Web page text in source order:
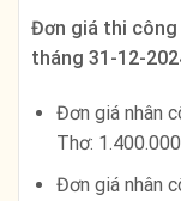
Đơn giá thi
tháng 31-12-
Đơn giá nhân
Thơ:
Đơn giá nhân